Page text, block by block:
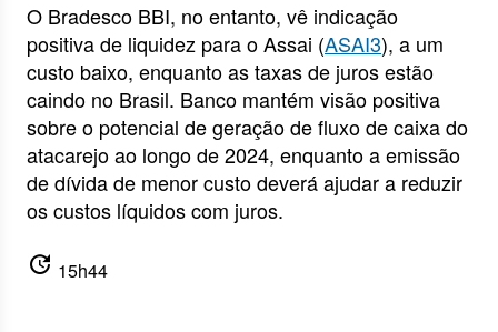
O Bradesco BBI, no entanto, vê indicação
positiva de liquidez para o Assai (ASAI3), a um
custo baixo, enquanto as taxas de juros estão
caindo no Brasil. Banco mantém visão positiva
sobre o potencial de geração de fluxo de caixa do
atacarejo ao longo de 2024, enquanto a emissão
de dívida de menor custo deverá ajudar a reduzir
os custos líquidos com juros.
update 15h44